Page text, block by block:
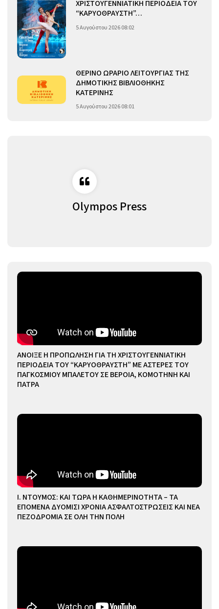
ΧΡΙΣΤΟΥΓΕΝΝΙΑΤΙΚΗ ΠΕΡΙΟΔΕΙΑ ΤΟΥ
“ΚΑΡΥΟΘΡΑΥΣΤΗ”…
5 Αυγούστου 2026 08:02
ΘΕΡΙΝΟ ΩΡΑΡΙΟ ΛΕΙΤΟΥΡΓΙΑΣ ΤΗΣ
ΔΗΜΟΤΙΚΗΣ ΒΙΒΛΙΟΘΗΚΗΣ
ΚΑΤΕΡΙΝΗΣ
5 Αυγούστου 2026 08:01
Olympos Press
ΑΝΟΙΞΕ Η ΠΡΟΠΩΛΗΣΗ ΓΙΑ ΤΗ ΧΡΙΣΤΟΥΓΕΝΝΙΑΤΙΚΗ
ΠΕΡΙΟΔΕΙΑ ΤΟΥ “ΚΑΡΥΟΘΡΑΥΣΤΗ” ΜΕ ΑΣΤΕΡΕΣ ΤΟΥ
ΠΑΓΚΟΣΜΙΟΥ ΜΠΑΛΕΤΟΥ ΣΕ ΒΕΡΟΙΑ, ΚΟΜΟΤΗΝΗ ΚΑΙ
ΠΑΤΡΑ
Ι. ΝΤΟΥΜΟΣ: ΚΑΙ ΤΩΡΑ Η ΚΑΘΗΜΕΡΙΝΟΤΗΤΑ – ΤΑ
ΕΠΟΜΕΝΑ ΔΥΟΜΙΣΙ ΧΡΟΝΙΑ ΑΣΦΑΛΤΟΣΤΡΩΣΕΙΣ ΚΑΙ ΝΕΑ
ΠΕΖΟΔΡΟΜΙΑ ΣΕ ΟΛΗ ΤΗΝ ΠΟΛΗ